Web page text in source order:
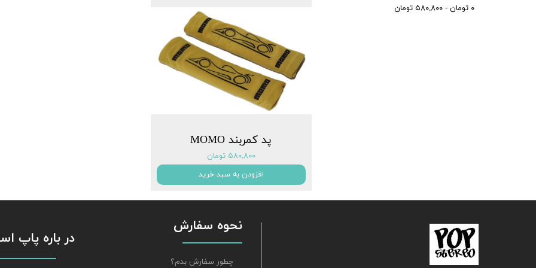
۰ تومان - ۵۸۰,۸۰۰ تومان
پد کمربند MOMO
۵۸۰,۸۰۰ تومان
افزودن به سبد خرید
نحوه سفارش
چطور سفارش بدم؟
در باره پاپ